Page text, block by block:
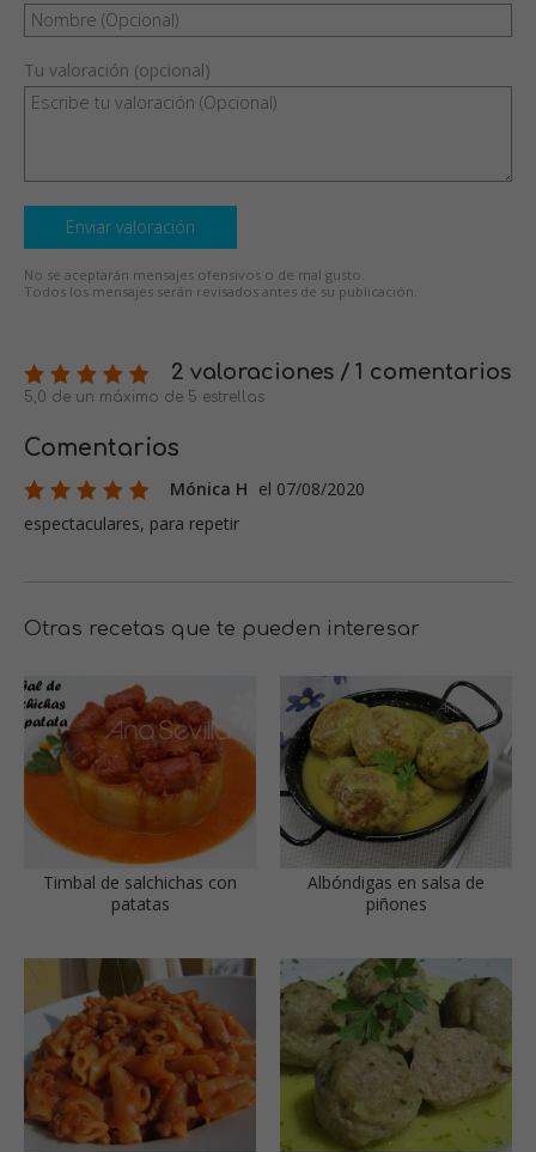
Tu valoración (opcional)
Enviar valoración
No se aceptarán mensajes ofensivos o de mal gusto.
Todos los mensajes serán revisados antes de su publicación.
2 valoraciones / 1 comentarios
5,0 de un máximo de 5 estrellas
Comentarios
Mónica H el 07/08/2020
espectaculares, para repetir
Otras recetas que te pueden interesar
Timbal de salchichas con
patatas
Albóndigas en salsa de
piñones